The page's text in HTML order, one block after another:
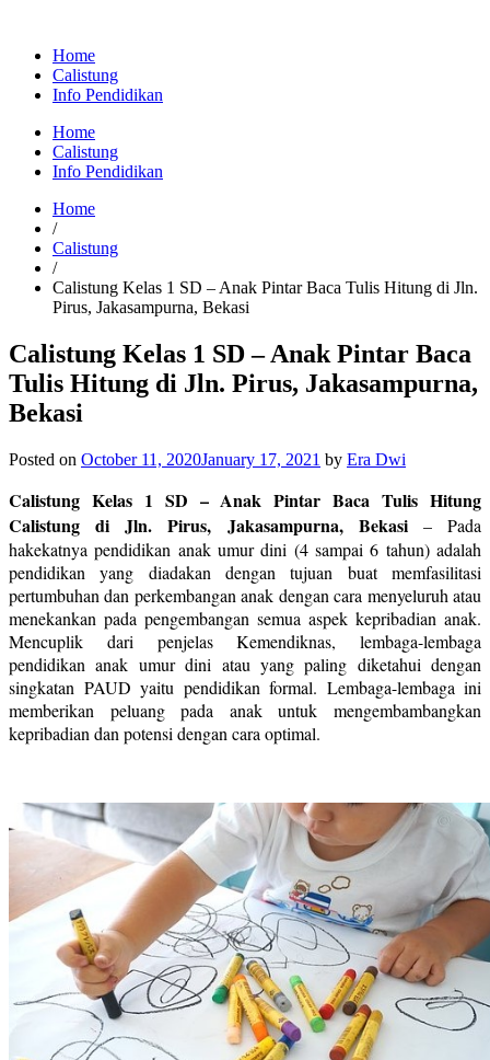
Home
Calistung
Info Pendidikan
Home
Calistung
Info Pendidikan
Home
/
Calistung
/
Calistung Kelas 1 SD – Anak Pintar Baca Tulis Hitung di Jln.
Pirus, Jakasampurna, Bekasi
Calistung Kelas 1 SD – Anak Pintar Baca
Tulis Hitung di Jln. Pirus, Jakasampurna,
Bekasi
Posted on October 11, 2020January 17, 2021 by Era Dwi
Calistung Kelas 1 SD – Anak Pintar Baca Tulis Hitung
Calistung di Jln. Pirus, Jakasampurna, Bekasi–Pada
hakekatnya pendidikan anak umur dini (4 sampai 6 tahun) adalah
pendidikan yang diadakan dengan tujuan buat memfasilitasi
pertumbuhan dan perkembangan anak dengan cara menyeluruh atau
menekankan pada pengembangan semua aspek kepribadian anak.
Mencuplik dari penjelas Kemendiknas, lembaga-lembaga
pendidikan anak umur dini atau yang paling diketahui dengan
singkatan PAUD yaitu pendidikan formal. Lembaga-lembaga ini
memberikan peluang pada anak untuk mengembambangkan
kepribadian dan potensi dengan cara optimal.